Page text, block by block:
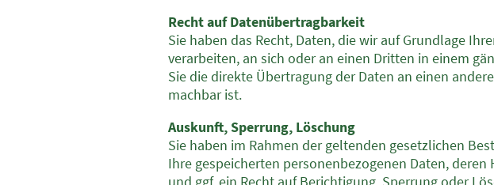
Recht auf Datenübertragbarkeit
Sie haben das Recht, Daten, die wir auf Grundlage
verarbeiten, an sich oder an einen Dritten in einem
Sie die direkte Übertragung der Daten an einen
machbar ist.
Auskunft, Sperrung, Löschung
Sie haben im Rahmen der geltenden gesetzlichen
Ihre gespeicherten personenbezogenen Daten,